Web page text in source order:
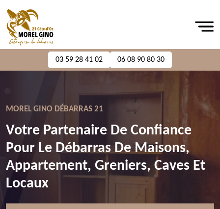
03 59 28 41 02 06 08 90 80 30
MOREL GINO DÉBARRAS 21
Votre Partenaire De Confiance
Pour Le Débarras De Maisons,
Appartement, Greniers, Caves Et
Locaux